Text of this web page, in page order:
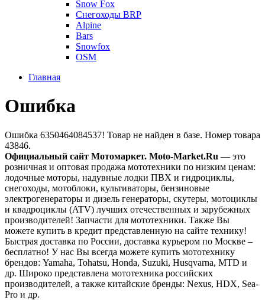
Snow Fox
Снегоходы BRP
Alpine
Bars
Snowfox
OSM
Главная
Ошибка
Ошибка 6350464084537! Товар не найден в базе. Номер товара
43846.
Официальный сайт Мотомаркет. Moto-Market.Ru — это
розничная и оптовая продажа мототехники по низким ценам:
лодочные моторы, надувные лодки ПВХ и гидроциклы,
снегоходы, мотоблоки, культиваторы, бензиновые
электрогенераторы и дизель генераторы, скутеры, мотоциклы
и квадроциклы (ATV) лучших отечественных и зарубежных
производителей! Запчасти для мототехники. Также Вы
можете купить в кредит представленную на сайте технику!
Быстрая доставка по России, доставка курьером по Москве –
бесплатно! У нас Вы всегда можете купить мототехнику
брендов: Yamaha, Tohatsu, Honda, Suzuki, Husqvarna, MTD и
др. Широко представлена мототехника российских
производителей, а также китайские бренды: Nexus, HDX, Sea-
Pro и др.